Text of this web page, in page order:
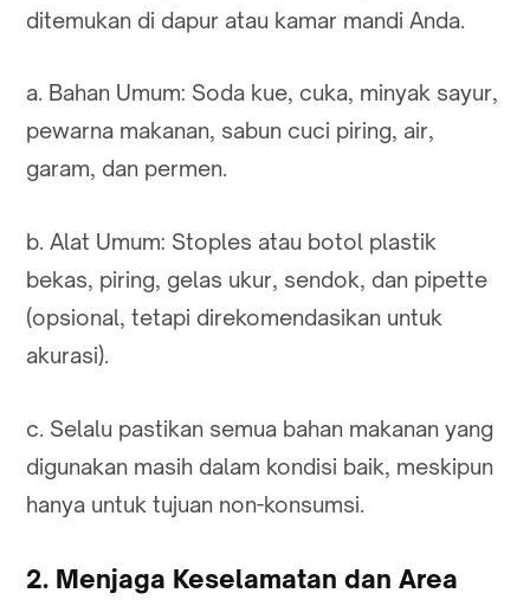
ditemukan di dapur atau kamar mandi Anda.
a. Bahan Umum: Soda kue, cuka, minyak sayur,
pewarna makanan, sabun cuci piring, air,
garam, dan permen.
b. Alat Umum: Stoples atau botol plastik
bekas, piring, gelas ukur, sendok, dan pipette
(opsional, tetapi direkomendasikan untuk
akurasi).
c. Selalu pastikan semua bahan makanan yang
digunakan masih dalam kondisi baik, meskipun
hanya untuk tujuan non-konsumsi.
2. Menjaga Keselamatan dan Area